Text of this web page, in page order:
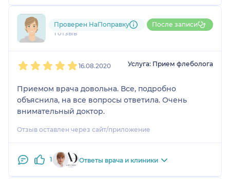
791....@....ru
1 отзыв
Проверен НаПоправку После записи
16.08.2020 Услуга: Прием флеболога
Приемом врача довольна. Все, подробно
объяснила, на все вопросы ответила. Очень
внимательный доктор.
Отзыв оставлен через сайт/приложение
1 Ответы врача и клиники